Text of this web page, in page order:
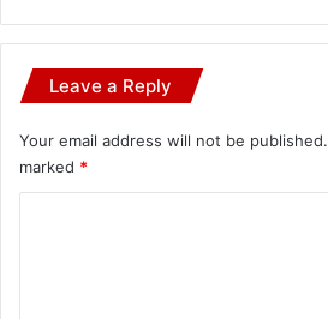
Leave a Reply
Your email address will not be published.
marked *